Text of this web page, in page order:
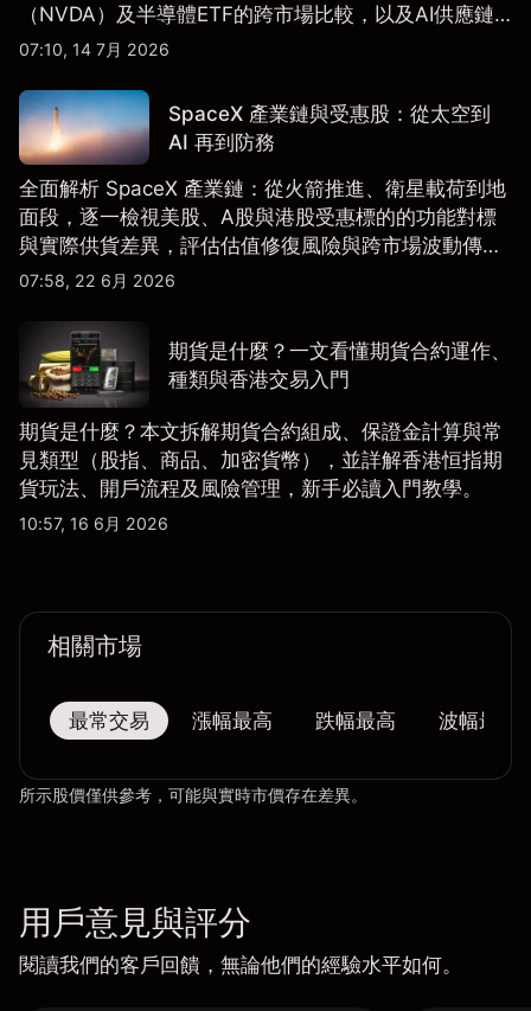
（NVDA）及半導體ETF的跨市場比較，以及AI供應鏈
配置框架，適合香港及亞洲投資者參考。
07:10, 14 7月 2026
SpaceX 產業鏈與受惠股：從太空到
AI 再到防務
全面解析 SpaceX 產業鏈：從火箭推進、衛星載荷到地
面段，逐一檢視美股、A股與港股受惠標的的功能對標
與實際供貨差異，評估估值修復風險與跨市場波動傳
導。
07:58, 22 6月 2026
期貨是什麼？一文看懂期貨合約運作、
種類與香港交易入門
期貨是什麼？本文拆解期貨合約組成、保證金計算與常
見類型（股指、商品、加密貨幣），並詳解香港恒指期
貨玩法、開戶流程及風險管理，新手必讀入門教學。
10:57, 16 6月 2026
相關市場
最常交易 漲幅最高 跌幅最高 波幅最大
所示股價僅供參考，可能與實時市價存在差異。
用戶意見與評分
閱讀我們的客戶回饋，無論他們的經驗水平如何。